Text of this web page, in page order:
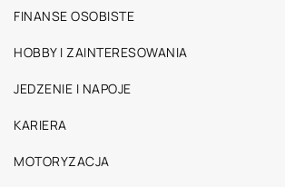
FINANSE OSOBISTE
HOBBY I ZAINTERESOWANIA
JEDZENIE I NAPOJE
KARIERA
MOTORYZACJA